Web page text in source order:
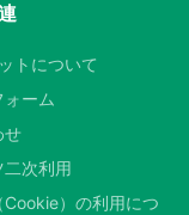
トについて
ーム
せ
二次利用
Cookie）の利用につ